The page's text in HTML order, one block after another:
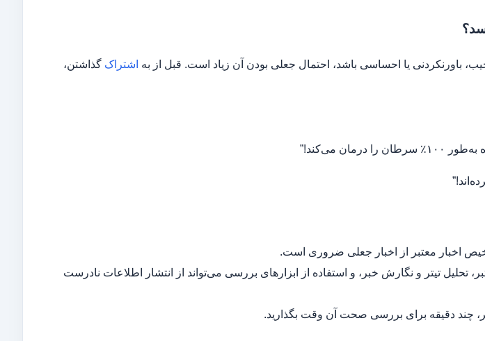
باورنکردنی یا احساسی باشد، احتمال جعلی بودن آن زیاد است. قبل از به اشتراک گذاشتن،
می‌کند!”
اخبار معتبر از اخبار جعلی ضروری است.
تحلیل تیتر و نگارش خبر، و استفاده از ابزارهای بررسی می‌تواند از انتشار اطلاعات نادرست
چند دقیقه برای بررسی صحت آن وقت بگذارید.